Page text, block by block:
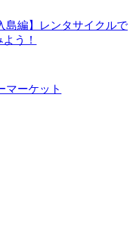
島編】レンタサイクルで
う！
マーケット